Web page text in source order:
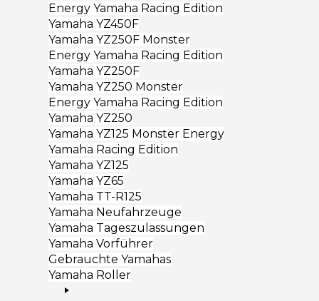
Energy Yamaha Racing Edition
Yamaha YZ450F
Yamaha YZ250F Monster
Energy Yamaha Racing Edition
Yamaha YZ250F
Yamaha YZ250 Monster
Energy Yamaha Racing Edition
Yamaha YZ250
Yamaha YZ125 Monster Energy
Yamaha Racing Edition
Yamaha YZ125
Yamaha YZ65
Yamaha TT-R125
Yamaha Neufahrzeuge
Yamaha Tageszulassungen
Yamaha Vorführer
Gebrauchte Yamahas
Yamaha Roller